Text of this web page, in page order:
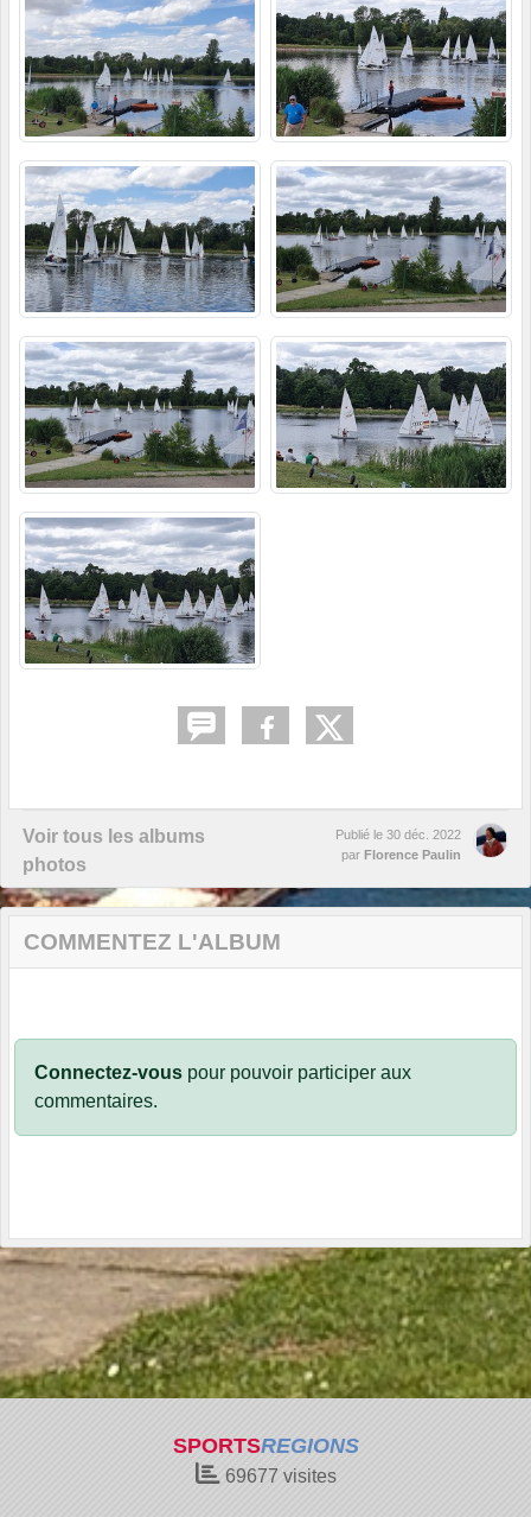
Voir tous les albums
photos
Publié le 30 déc. 2022
par Florence Paulin
COMMENTEZ L'ALBUM
Connectez-vous pour pouvoir participer aux
commentaires.
SPORTSREGIONS
69677 visites